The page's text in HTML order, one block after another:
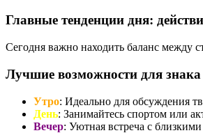
Главные тенденции дня:
Сегодня важно находить баланс между
Лучшие возможности для знака
Утро: Идеально для обсуждения
День: Занимайтесь спортом или
Вечер: Уютная встреча с